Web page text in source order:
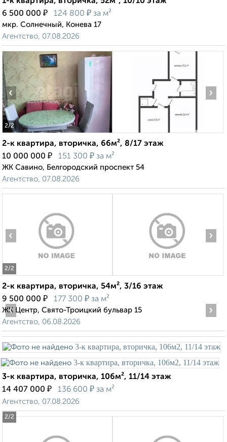
6 500 000 ₽ 124 800 ₽ за м²
мкр. Солнечный, Конева 17
Агентство, 07.08.2026
2/2
‹ ›
2-к квартира, вторичка, 66м², 8/17 этаж
10 000 000 ₽ 151 300 ₽ за м²
ЖК Савино, Белгородский проспект 54
Агентство, 07.08.2026
2/2
‹ ›
2-к квартира, вторичка, 54м², 3/16 этаж
9 500 000 ₽ 177 300 ₽ за м²
ЖК Центр, Свято-Троицкий бульвар 15
Агентство, 06.08.2026
2/2
‹ ›
3-к квартира, вторичка, 106м², 11/14 этаж
14 407 000 ₽ 136 600 ₽ за м²
Агентство, 07.08.2026